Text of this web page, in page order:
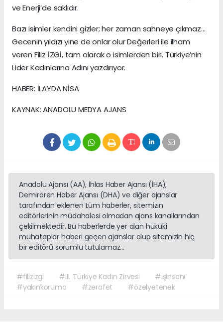
ve Enerji’de saklıdır.
Bazı isimler kendini gizler; her zaman sahneye çıkmaz…
Gecenin yıldızı yine de onlar olur Değerleri ile ilham
veren Filiz İZGİ, tam olarak o isimlerden biri. Türkiye’nin
Lider Kadınlarına Adını yazdırıyor.
HABER: İLAYDA NİSA
KAYNAK: ANADOLU MEDYA AJANS
Anadolu Ajansı (AA), İhlas Haber Ajansı (İHA),
Demirören Haber Ajansı (DHA) ve diğer ajanslar
tarafından eklenen tüm haberler, sitemizin
editörlerinin müdahalesi olmadan ajans kanallarından
çekilmektedir. Bu haberlerde yer alan hukuki
muhataplar haberi geçen ajanslar olup sitemizin hiç
bir editörü sorumlu tutulamaz...
#filizizgi #III. Türkiye Kadın Zirvesi
#işinsanı
#yakınkoruma
#zerafet #özelyetenek